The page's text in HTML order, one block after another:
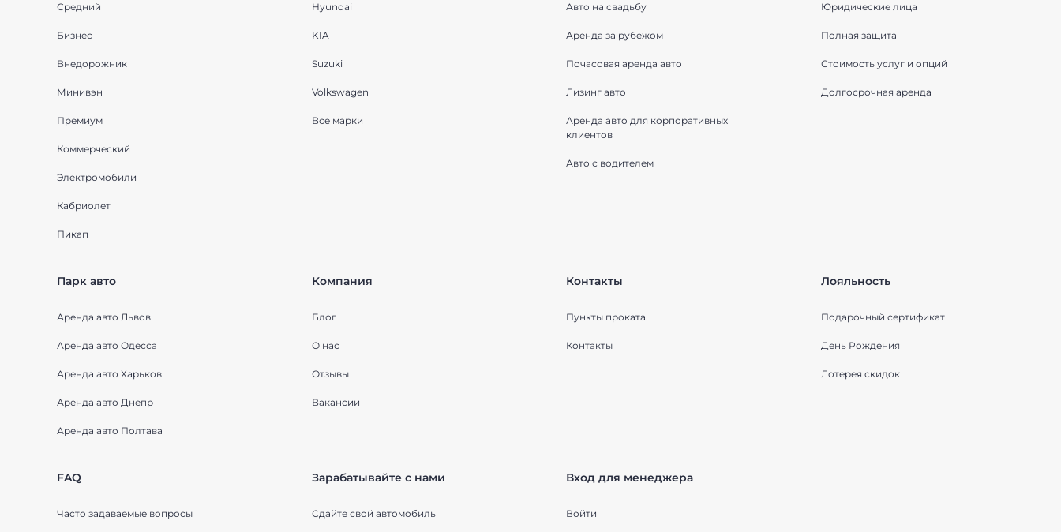
Средний
Бизнес
Внедорожник
Минивэн
Премиум
Коммерческий
Электромобили
Кабриолет
Пикап
Hyundai
KIA
Suzuki
Volkswagen
Все марки
Авто на свадьбу
Аренда за рубежом
Почасовая аренда авто
Лизинг авто
Аренда авто для корпоративных
клиентов
Авто с водителем
Юридические лица
Полная защита
Стоимость услуг и опций
Долгосрочная аренда
Парк авто
Аренда авто Львов
Аренда авто Одесса
Аренда авто Харьков
Аренда авто Днепр
Аренда авто Полтава
Компания
Блог
О нас
Отзывы
Вакансии
Контакты
Пункты проката
Контакты
Лояльность
Подарочный сертификат
День Рождения
Лотерея скидок
FAQ
Часто задаваемые вопросы
Зарабатывайте с нами
Сдайте свой автомобиль
Вход для менеджера
Войти